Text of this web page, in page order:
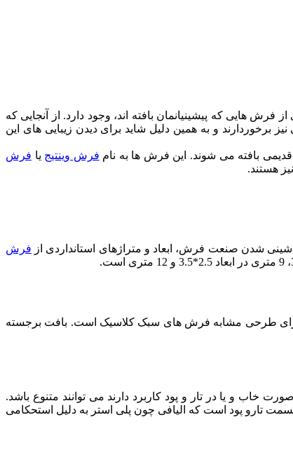
هایی که پیشینیانمان بافته اند، وجود دارد. از آنجایی که
برخوردارند و به همین دلیل شاید برای دیدن زیبایی های این
بافته می شوند. این فرش ها به نام فرش وینتیج یا فرش
هستند.
شدن صنعت فرش، ابعاد و متراژهای استانداردی از فرش
دارای طرحی مشابه فرش های سبک کلاسیک است. بافت برجسته
و یا در تار و پود کاربرد دارند می توانند متنوع باشد.
تارو پود است که الیافی چون پلی استر به دلیل استحکامی